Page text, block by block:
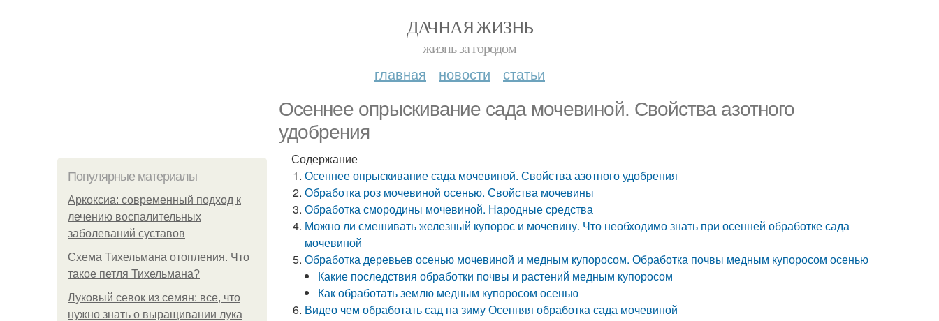
ДАЧНАЯ ЖИЗНЬ
жизнь за городом
главная новости статьи
Осеннее опрыскивание сада мочевиной. Свойства азотного
удобрения
Популярные материалы
Аркоксиа: современный подход к
лечению воспалительных
заболеваний суставов
Схема Тихельмана отопления. Что
такое петля Тихельмана?
Луковый севок из семян: все, что
нужно знать о выращивании лука
Содержание
Осеннее опрыскивание сада мочевиной. Свойства азотного удобрения
Обработка роз мочевиной осенью. Свойства мочевины
Обработка смородины мочевиной. Народные средства
Можно ли смешивать железный купорос и мочевину. Что необходимо знать при осенней обработке сада
мочевиной
Обработка деревьев осенью мочевиной и медным купоросом. Обработка почвы медным купоросом осенью
Какие последствия обработки почвы и растений медным купоросом
Как обработать землю медным купоросом осенью
Видео чем обработать сад на зиму Осенняя обработка сада мочевиной